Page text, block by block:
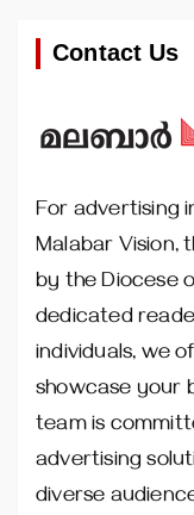
Contact Us
For advertising
Malabar Vision,
by the Diocese
dedicated
individuals, we
showcase your
team is
advertising
diverse